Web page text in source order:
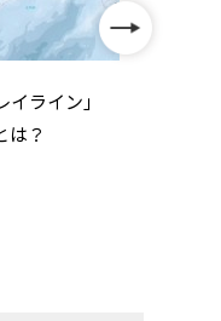
イライン」
は？